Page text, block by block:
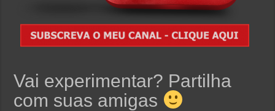
Vai experimentar? Partilha
com suas amigas